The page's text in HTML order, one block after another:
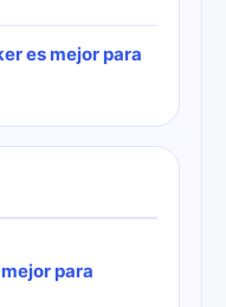
es mejor para
para